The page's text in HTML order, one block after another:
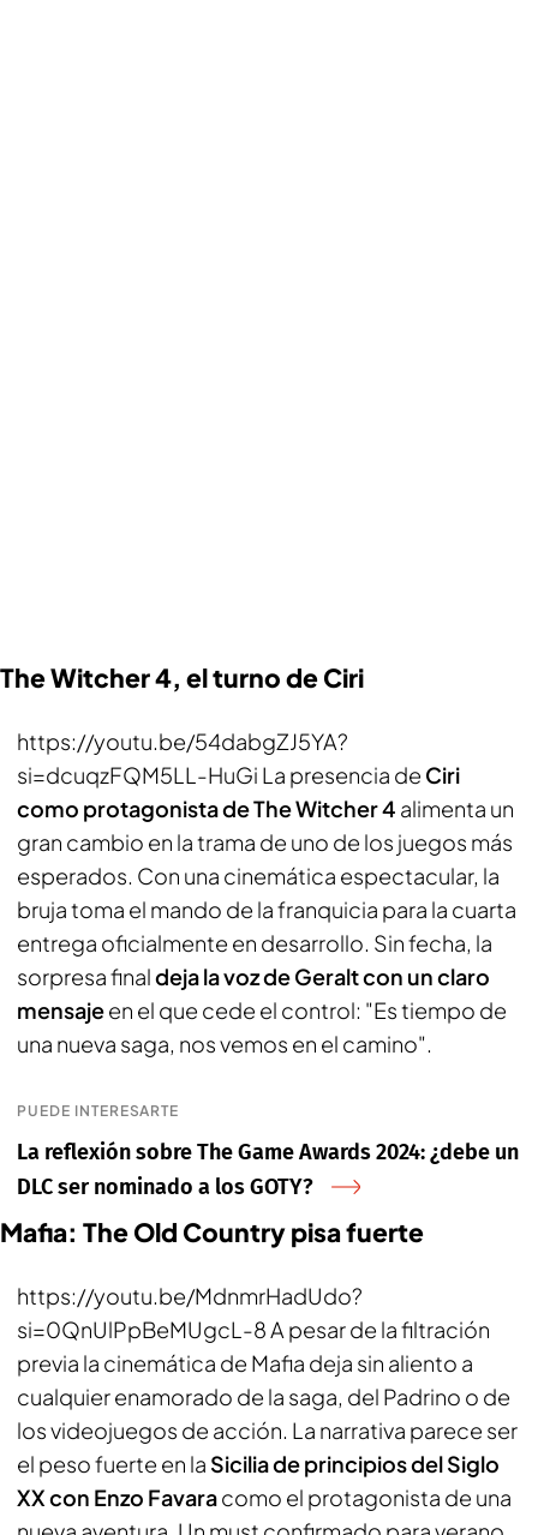
The Witcher 4, el turno de Ciri
https://youtu.be/54dabgZJ5YA?
si=dcuqzFQM5LL-HuGi La presencia de Ciri
como protagonista de The Witcher 4 alimenta un
gran cambio en la trama de uno de los juegos más
esperados. Con una cinemática espectacular, la
bruja toma el mando de la franquicia para la cuarta
entrega oficialmente en desarrollo. Sin fecha, la
sorpresa finaldeja la voz de Geralt con un claro
mensajeen el que cede el control: "Es tiempo de
una nueva saga, nos vemos en el camino".
PUEDE INTERESARTE
La reflexión sobre The Game Awards 2024: ¿debe un
DLC ser nominado a los GOTY?
Mafia: The Old Country pisa fuerte
https://youtu.be/MdnmrHadUdo?
si=0QnUlPpBeMUgcL-8 A pesar de la filtración
previa la cinemática de Mafia deja sin aliento a
cualquier enamorado de la saga, del Padrino o de
los videojuegos de acción. La narrativa parece ser
el peso fuerte en la Sicilia de principios del Siglo
XX con Enzo Favaracomo el protagonista de una